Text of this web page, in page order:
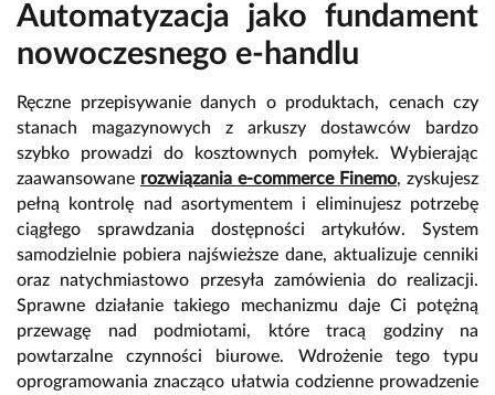
Automatyzacja jako fundament
nowoczesnego e-handlu
Ręczne przepisywanie danych o produktach, cenach czy
stanach magazynowych z arkuszy dostawców bardzo
szybko prowadzi do kosztownych pomyłek. Wybierając
zaawansowane rozwiązania e-commerce Finemo, zyskujesz
pełną kontrolę nad asortymentem i eliminujesz potrzebę
ciągłego sprawdzania dostępności artykułów. System
samodzielnie pobiera najświeższe dane, aktualizuje cenniki
oraz natychmiastowo przesyła zamówienia do realizacji.
Sprawne działanie takiego mechanizmu daje Ci potężną
przewagę nad podmiotami, które tracą godziny na
powtarzalne czynności biurowe. Wdrożenie tego typu
oprogramowania znacząco ułatwia codzienne prowadzenie